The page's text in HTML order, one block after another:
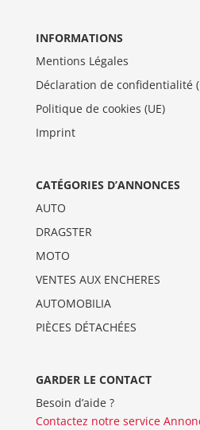
INFORMATIONS
Mentions Légales
Déclaration de confidentialité
Politique de cookies (UE)
Imprint
CATÉGORIES D’ANNONCES
AUTO
DRAGSTER
MOTO
VENTES AUX ENCHERES
AUTOMOBILIA
PIÈCES DÉTACHÉES
GARDER LE CONTACT
Besoin d’aide ?
Contactez notre service